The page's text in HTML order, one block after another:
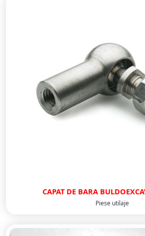
CAPAT DE BARA
Piese utilaje